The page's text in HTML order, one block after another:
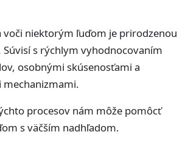
voči niektorým ľuďom je prirodzenou
s rýchlym vyhodnocovaním
osobnými skúsenosťami a
procesov nám môže pomôcť
s väčším nadhľadom.